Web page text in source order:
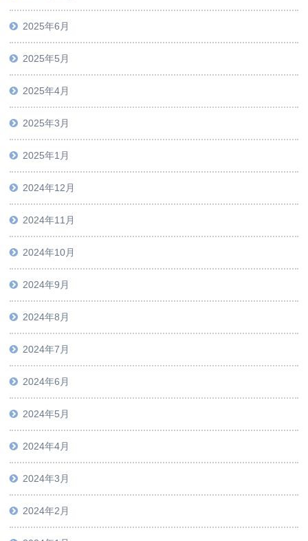
2025年6月
2025年5月
2025年4月
2025年3月
2025年1月
2024年12月
2024年11月
2024年10月
2024年9月
2024年8月
2024年7月
2024年6月
2024年5月
2024年4月
2024年3月
2024年2月